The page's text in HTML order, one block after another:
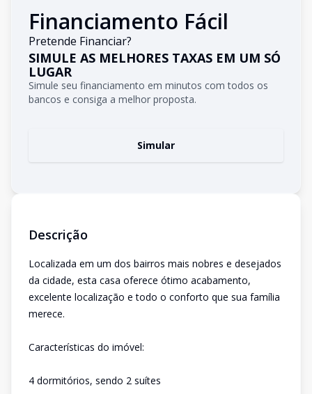
Financiamento Fácil
Pretende Financiar?
SIMULE AS MELHORES TAXAS EM UM SÓ
LUGAR
Simule seu financiamento em minutos com todos os
bancos e consiga a melhor proposta.
Simular
Descrição
Localizada em um dos bairros mais nobres e desejados
da cidade, esta casa oferece ótimo acabamento,
excelente localização e todo o conforto que sua família
merece.
Características do imóvel:
4 dormitórios, sendo 2 suítes